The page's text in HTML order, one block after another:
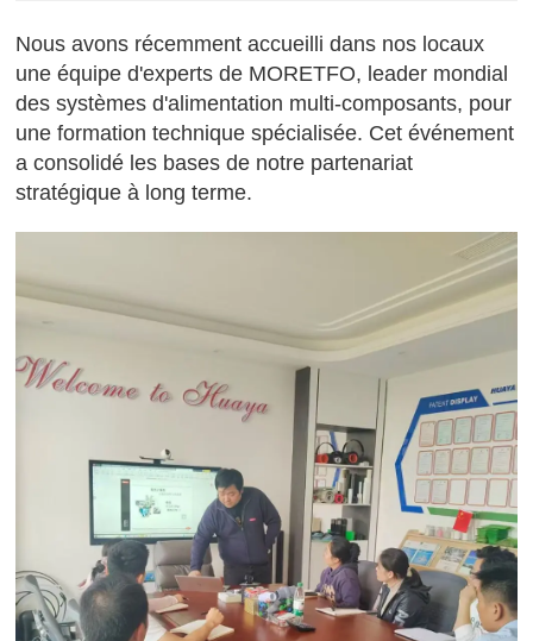
Nous avons récemment accueilli dans nos locaux
une équipe d'experts de MORETFO, leader mondial
des systèmes d'alimentation multi-composants, pour
une formation technique spécialisée. Cet événement
a consolidé les bases de notre partenariat
stratégique à long terme.